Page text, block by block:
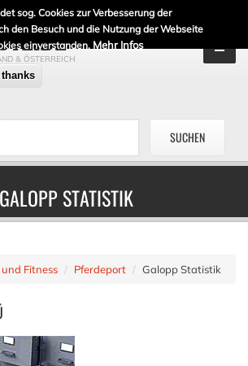
sog. Cookies zur Verbesserung der
den Besuch und die Nutzung der Webseite
einverstanden. Mehr Infos
thanks
& ÖSTERREICH
GALOPP STATISTIK
Fitness Pferdeport Galopp Statistik